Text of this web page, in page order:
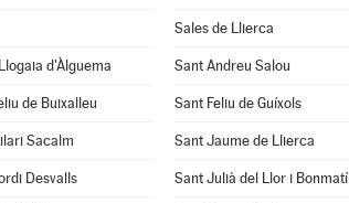
Sales de Llierca
d'Àlguema Sant Andreu Salou
de Buixalleu Sant Feliu de Guíxols
Sacalm Sant Jaume de Llierca
Desvalls Sant Julià del Llor i Bonmatí